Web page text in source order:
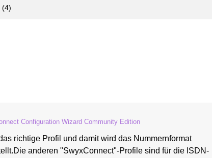
(4)
Configuration Wizard Community Edition
richtige Profil und damit wird das Nummernformat
anderen "SwyxConnect"-Profile sind für die ISDN-